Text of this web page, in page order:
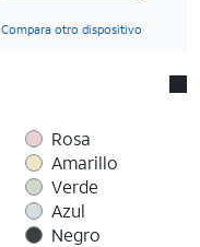
Compara otro dispositivo
Rosa
Amarillo
Verde
Azul
Negro